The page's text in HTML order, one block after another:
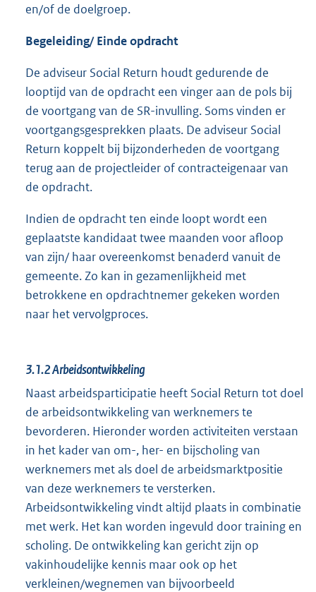
en/of de doelgroep.
Begeleiding/ Einde opdracht
De adviseur Social Return houdt gedurende de
looptijd van de opdracht een vinger aan de pols bij
de voortgang van de SR-invulling. Soms vinden er
voortgangsgesprekken plaats. De adviseur Social
Return koppelt bij bijzonderheden de voortgang
terug aan de projectleider of contracteigenaar van
de opdracht.
Indien de opdracht ten einde loopt wordt een
geplaatste kandidaat twee maanden voor afloop
van zijn/ haar overeenkomst benaderd vanuit de
gemeente. Zo kan in gezamenlijkheid met
betrokkene en opdrachtnemer gekeken worden
naar het vervolgproces.
3.1.2Arbeidsontwikkeling
Naast arbeidsparticipatie heeft Social Return tot doel
de arbeidsontwikkeling van werknemers te
bevorderen. Hieronder worden activiteiten verstaan
in het kader van om-, her- en bijscholing van
werknemers met als doel de arbeidsmarktpositie
van deze werknemers te versterken.
Arbeidsontwikkeling vindt altijd plaats in combinatie
met werk. Het kan worden ingevuld door training en
scholing. De ontwikkeling kan gericht zijn op
vakinhoudelijke kennis maar ook op het
verkleinen/wegnemen van bijvoorbeeld